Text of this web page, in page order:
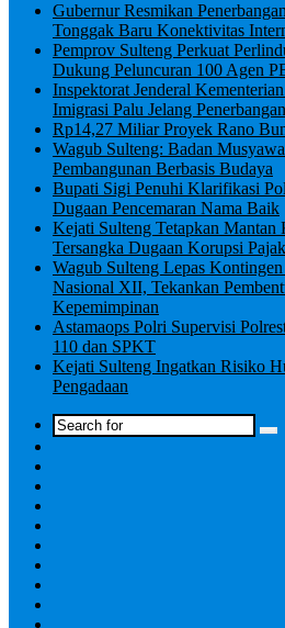
Gubernur Resmikan
Tonggak Baru Konektivitas
Pemprov Sulteng Perkuat
Dukung Peluncuran 100 Agen
Inspektorat Jenderal
Imigrasi Palu Jelang
Rp14,27 Miliar Proyek Rano
Wagub Sulteng: Badan
Pembangunan Berbasis Budaya
Bupati Sigi Penuhi Klarifikasi
Dugaan Pencemaran Nama Baik
Kejati Sulteng Tetapkan Mantan
Tersangka Dugaan Korupsi
Wagub Sulteng Lepas
Nasional XII, Tekankan
Kepemimpinan
Astamaops Polri Supervisi
110 dan SPKT
Kejati Sulteng Ingatkan Risiko
Pengadaan